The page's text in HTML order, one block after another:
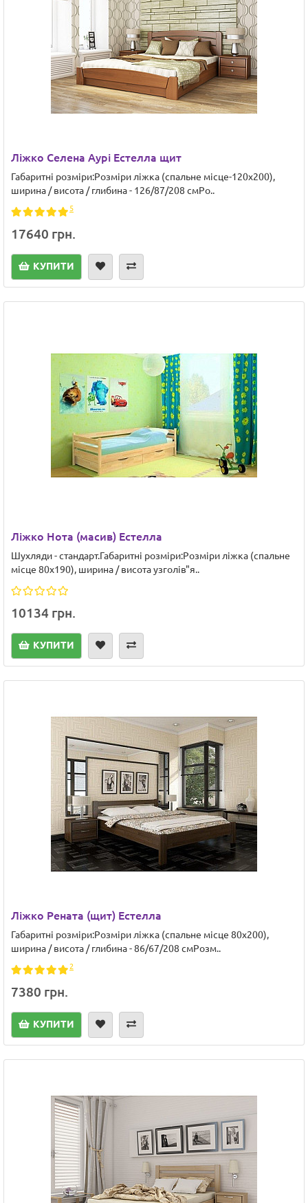
Ліжко Селена Аурі Естелла щит
Габаритні розміри:Розміри ліжка (спальне місце-120х200),
ширина / висота / глибина - 126/87/208 смРо..
5
17640 грн.
КУПИТИ
Ліжко Нота (масив) Естелла
Шухляди - стандарт.Габаритні розміри:Розміри ліжка (спальне
місце 80х190), ширина / висота узголів"я..
10134 грн.
КУПИТИ
Ліжко Рената (щит) Естелла
Габаритні розміри:Розміри ліжка (спальне місце 80х200),
ширина / висота / глибина - 86/67/208 смРозм..
2
7380 грн.
КУПИТИ